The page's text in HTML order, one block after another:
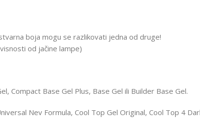
boja mogu se razlikovati jedna od druge!
od jačine lampe)
Compact Base Gel Plus, Base Gel ili Builder Base Gel.
Nev Formula, Cool Top Gel Original, Cool Top 4